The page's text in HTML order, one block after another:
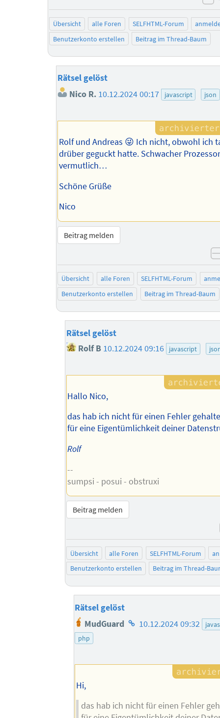
Übersicht alle Foren SELFHTML-Forum
Benutzerkonto erstellen
Beitrag im Thread-Baum
Rätsel gelöst
Nico R. 10.12.2024 00:17 javascript json
Rolf und Andreas 😜 Ich nicht, obwohl ich
drüber geguckt hatte. Schwacher Prozessor
vermutlich…
Schöne Grüße
Nico
Beitrag melden
Übersicht alle Foren SELFHTML-Forum
Benutzerkonto erstellen
Beitrag im Thread-Baum
Rätsel gelöst
Rolf B 10.12.2024 09:16 javascript
Hallo Nico,
das hab ich nicht für einen Fehler
für eine Eigentümlichkeit deiner
Rolf
--
sumpsi - posui - obstruxi
Beitrag melden
Übersicht alle Foren SELFHTML-Forum
Benutzerkonto erstellen
Beitrag im Thread-
Rätsel gelöst
MudGuard Homepage
10.12.2024 09:32
php
Hi,
das hab ich nicht für einen Fehler